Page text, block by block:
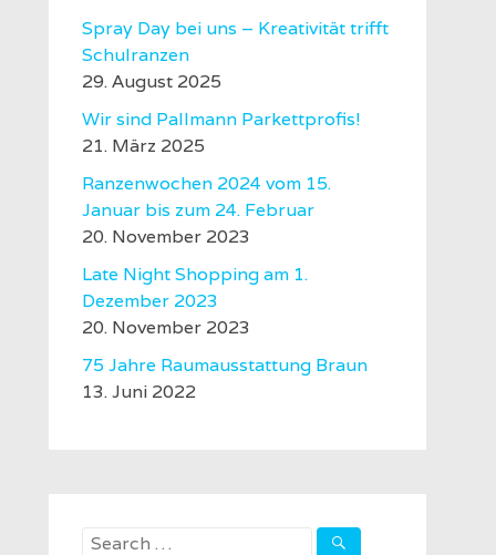
Spray Day bei uns – Kreativität trifft
Schulranzen
29. August 2025
Wir sind Pallmann Parkettprofis!
21. März 2025
Ranzenwochen 2024 vom 15.
Januar bis zum 24. Februar
20. November 2023
Late Night Shopping am 1.
Dezember 2023
20. November 2023
75 Jahre Raumausstattung Braun
13. Juni 2022
Search